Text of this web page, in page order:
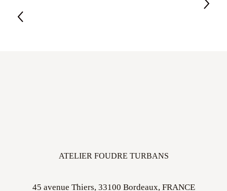
ATELIER FOUDRE TURBANS
45 avenue Thiers, 33100 Bordeaux, FRANCE